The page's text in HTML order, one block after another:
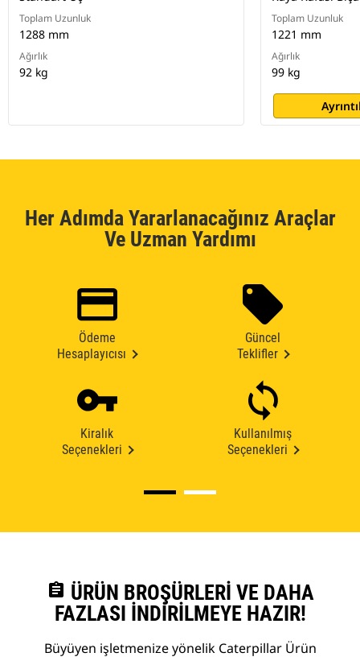
Toplam Uzunluk
1288 mm
Ağırlık
92 kg
Toplam Uzunluk
1221 mm
Ağırlık
99 kg
Her Adımda Yararlanacağınız Araçlar
Ve Uzman Yardımı
Ödeme
Hesaplayıcısı
Güncel
Teklifler
Kiralık
Seçenekleri
Kullanılmış
Seçenekleri
assignment ÜRÜN BROŞÜRLERI VE DAHA
FAZLASI İNDIRILMEYE HAZIR!
Büyüyen işletmenize yönelik Caterpillar Ürün